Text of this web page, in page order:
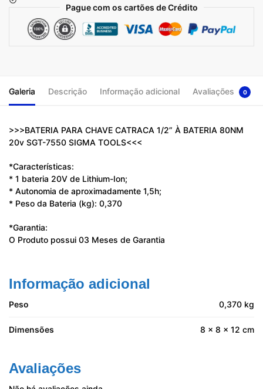
Pague com os cartões de Crédito
Galeria Descrição Informação adicional Avaliações 0
>>>BATERIA PARA CHAVE CATRACA 1/2” À BATERIA 80NM
20v SGT-7550 SIGMA TOOLS<<<
*Características:
* 1 bateria 20V de Lithium-Ion;
* Autonomia de aproximadamente 1,5h;
* Peso da Bateria (kg): 0,370
*Garantia:
O Produto possui 03 Meses de Garantia
Informação adicional
Peso 0,370 kg
Dimensões 8 × 8 × 12 cm
Avaliações